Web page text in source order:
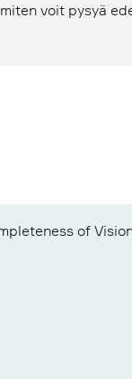
voit pysyä